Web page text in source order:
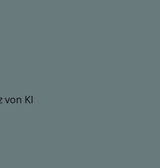
von KI